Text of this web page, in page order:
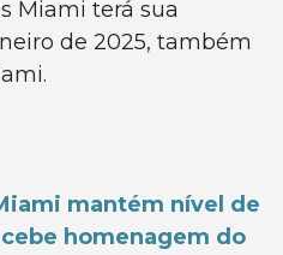
Miami terá sua
de 2025, também
mantém nível de
homenagem do